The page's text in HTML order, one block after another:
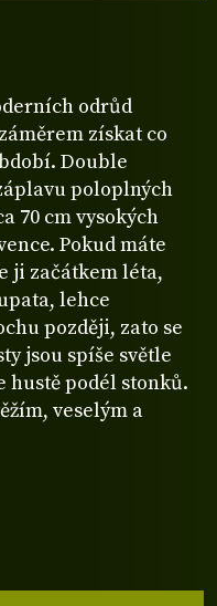
odrůd
získat co
Double
poloplných
70 cm vysokých
Pokud máte
ji začátkem léta,
lehce
později, zato se
jsou spíše světle
hustě podél stonků.
veselým a